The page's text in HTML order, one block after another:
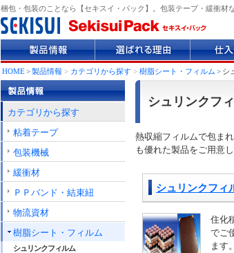
梱包・包装のことなら【セキスイ・パック】。包装テープ・緩衝材
品
情
報
ば
れ
理
入
先
集
HOME>製品情報 > カテゴリから探す > 樹脂シート・フィルム > シ
シュリンクフ
熱収縮フィルムで包ま
も優れた製品をご用意し
シュリンクフィ
住化
でご
ます。
カテゴリから探す
粘着テープ
包装機械
緩衝材
ＰＰバンド・結束紐
物流資材
樹脂シート・フィルム
シュリンクフィルム